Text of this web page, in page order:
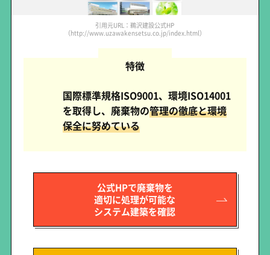
引用元URL：鵜沢建設公式HP
（http://www.uzawakensetsu.co.jp/index.html）
特徴
国際標準規格ISO9001、環境ISO14001
を取得し、廃棄物の管理の徹底と環境
保全に努めている
公式HPで廃棄物を
適切に処理が可能な
システム建築を確認